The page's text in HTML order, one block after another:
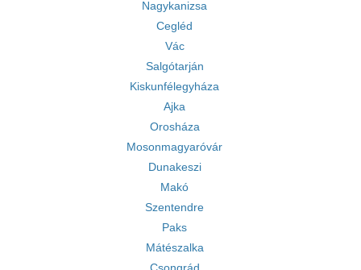
Nagykanizsa
Cegléd
Vác
Salgótarján
Kiskunfélegyháza
Ajka
Orosháza
Mosonmagyaróvár
Dunakeszi
Makó
Szentendre
Paks
Mátészalka